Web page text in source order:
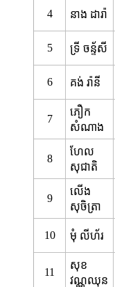
4 នាង ដារ៉ា
5 ទ្រី ចន្ទ័សី
6 គង់ រ៉ានី
7
ភឿក​
សំណាង
8
ហែល
សុជាតិ
9
លើង
សុចិត្រា
10 មុំ លីហ័រ
11
សុខ
វណ្ណឈុន